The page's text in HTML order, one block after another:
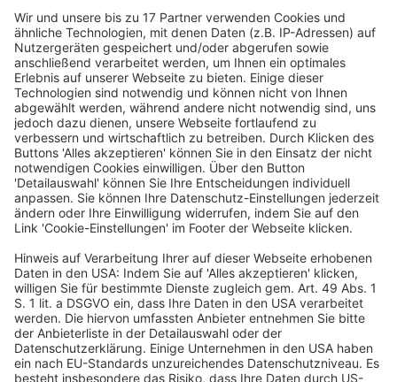
vorangegangenen VTV führt, soweit nicht besondere
Anhaltspunkte auf etwas anderes hinweisen, zu einer
Ablösung, nicht aber zu einer rückwirkenden Aufhebung
des vorangegangenen VTV (Rn. 19).
2. Die Beschichtung von Böden mit einer flüssigen Masse,
die aus Kunstharz und Beimischungen von Quarzsand oder
Quarzkiesel besteht, unterfällt jedenfalls als bauliche
Tätigkeit iSv. § 1 Abs. 2 Abschn. II VTV deren
betrieblichen Geltungsbereich. Die Herstellung einer
solchen Beschichtung nach den Wünschen des Bauherrn
von Bauwerken. Ob diese Tätigkeit auch unter den Begriff
der Estricharbeiten iSv. § 1 Abs. 2 Abschn. V Nr. 11 VTV
fällt, bleibt unentschieden (Rn. 24 ff.).
3. Bodenbeschichtungsarbeiten, die darin bestehen, eine
flüssige oder zähflüssige Masse aufzutragen, sind nicht